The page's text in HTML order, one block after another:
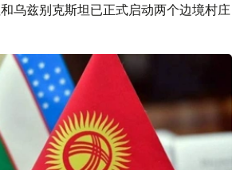
乌兹别克斯坦已正式启动两个边境村庄